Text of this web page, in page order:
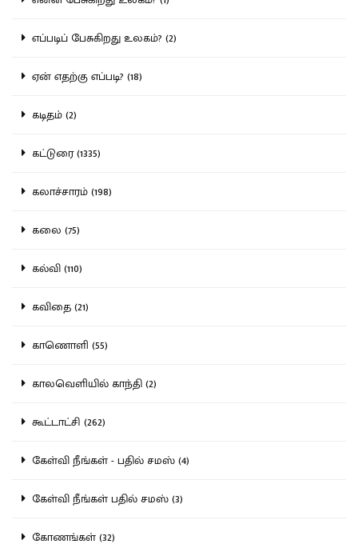
எப்படிப் பேசுகிறது உலகம்? (2)
ஏன் எதற்கு எப்படி? (18)
கடிதம் (2)
கட்டுரை (1335)
கலாச்சாரம் (198)
கலை (75)
கல்வி (110)
கவிதை (21)
காணொளி (55)
காலவெளியில் காந்தி (2)
கூட்டாட்சி (262)
கேள்வி நீங்கள் - பதில் சமஸ் (4)
கேள்வி நீங்கள் பதில் சமஸ் (3)
கோணங்கள் (32)